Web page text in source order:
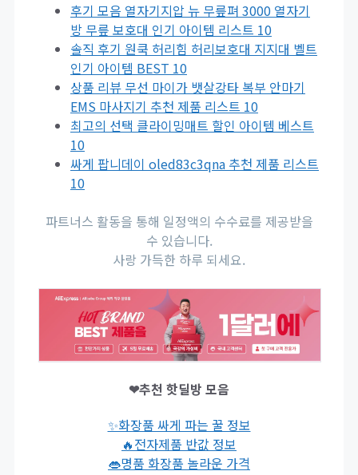
후기 모음 열자기지압 뉴 무릎펴 3000 열자기
방 무릎 보호대 인기 아이템 리스트 10
솔직 후기 원쿡 허리힘 허리보호대 지지대 벨트
인기 아이템 BEST 10
상품 리뷰 무선 마이가 뱃살강타 복부 안마기
EMS 마사지기 추천 제품 리스트 10
최고의 선택 클라이밍매트 할인 아이템 베스트
10
싸게 팝니데이 oled83c3qna 추천 제품 리스트
10
파트너스 활동을 통해 일정액의 수수료를 제공받을
수 있습니다.
사랑 가득한 하루 되세요.
❤추천 핫딜방 모음
✨화장품 싸게 파는 꿀 정보
🔥전자제품 반값 정보
👄명품 화장품 놀라운 가격